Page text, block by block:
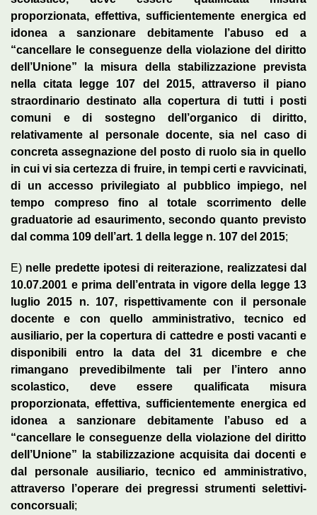
proporzionata, effettiva, sufficientemente energica ed
idonea a sanzionare debitamente l’abuso ed a
“cancellare le conseguenze della violazione del diritto
dell’Unione” la misura della stabilizzazione prevista
nella citata legge 107 del 2015, attraverso il piano
straordinario destinato alla copertura di tutti i posti
comuni e di sostegno dell’organico di diritto,
relativamente al personale docente, sia nel caso di
concreta assegnazione del posto di ruolo sia in quello
in cui vi sia certezza di fruire, in tempi certi e ravvicinati,
di un accesso privilegiato al pubblico impiego, nel
tempo compreso fino al totale scorrimento delle
graduatorie ad esaurimento, secondo quanto previsto
dal comma 109 dell’art. 1 della legge n. 107 del 2015;
E) nelle predette ipotesi di reiterazione, realizzatesi dal
10.07.2001 e prima dell’entrata in vigore della legge 13
luglio 2015 n. 107, rispettivamente con il personale
docente e con quello amministrativo, tecnico ed
ausiliario, per la copertura di cattedre e posti vacanti e
disponibili entro la data del 31 dicembre e che
rimangano prevedibilmente tali per l’intero anno
scolastico, deve essere qualificata misura
proporzionata, effettiva, sufficientemente energica ed
idonea a sanzionare debitamente l’abuso ed a
“cancellare le conseguenze della violazione del diritto
dell’Unione” la stabilizzazione acquisita dai docenti e
dal personale ausiliario, tecnico ed amministrativo,
attraverso l’operare dei pregressi strumenti selettivi-
concorsuali;